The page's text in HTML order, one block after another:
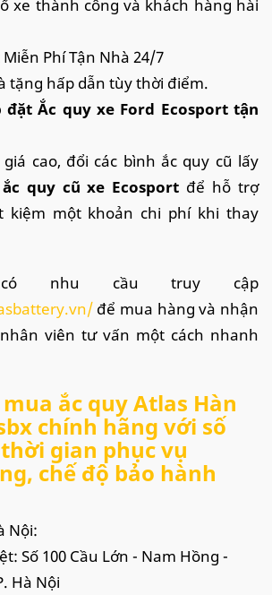
xe thành công và khách hàng hài
Phí Tận Nhà 24/7
tặng hấp dẫn tùy thời điểm.
Ắc quy xe Ford Ecosport tận
cao, đổi các bình ắc quy cũ lấy
ắc quy cũ xe Ecosport để hỗ trợ
kiệm một khoản chi phí khi thay
nhu cầu truy cập
để mua hàng và nhận
viên tư vấn một cách nhanh
ắc quy Atlas Hàn
chính hãng với số
gian phục vụ
chế độ bảo hành
Nội:
Số 100 Cầu Lớn - Nam Hồng -
Hà Nội